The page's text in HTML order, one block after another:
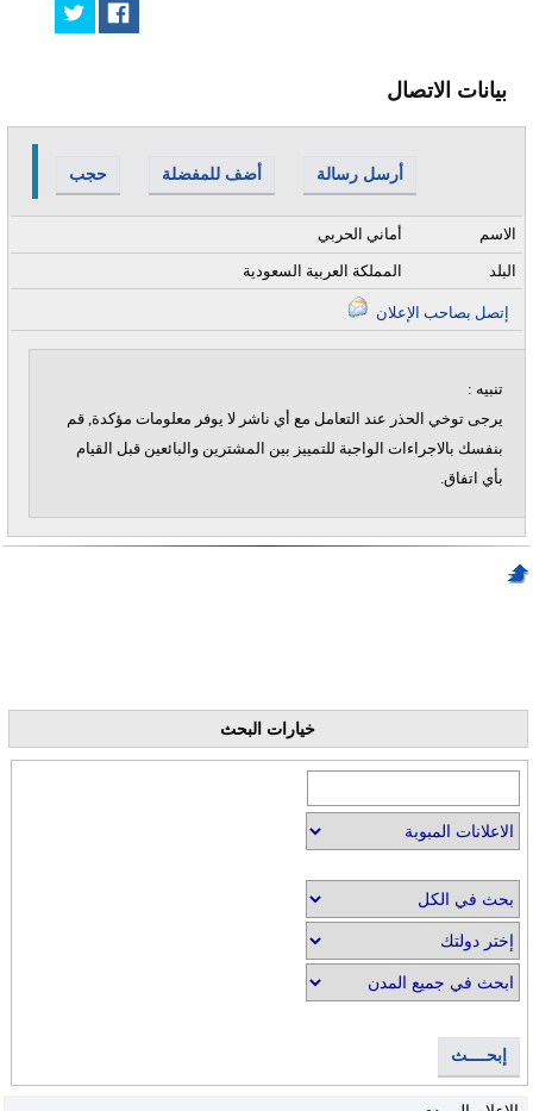
بيانات الاتصال
حجب أضف للمفضلة أرسل رسالة
أماني الحربي الاسم
المملكة العربية السعودية البلد
تنبيه :
يرجى توخي الحذر عند التعامل مع أي ناشر لا يوفر معلومات مؤكدة, قم
بنفسك بالاجراءات الواجبة للتمييز بين المشترين والبائعين قبل القيام
بأي اتفاق.
خيارات البحث
إبحــــث